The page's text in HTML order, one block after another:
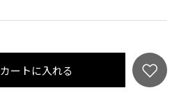
カートに入れる